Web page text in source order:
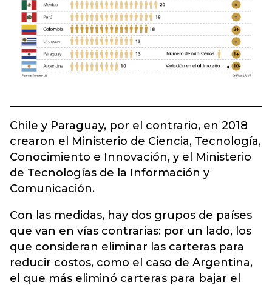
Chile y Paraguay, por el contrario, en 2018
crearon el Ministerio de Ciencia, Tecnología,
Conocimiento e Innovación, y el Ministerio
de Tecnologías de la Información y
Comunicación.
Con las medidas, hay dos grupos de países
que van en vías contrarias: por un lado, los
que consideran eliminar las carteras para
reducir costos, como el caso de Argentina,
el que más eliminó carteras para bajar el